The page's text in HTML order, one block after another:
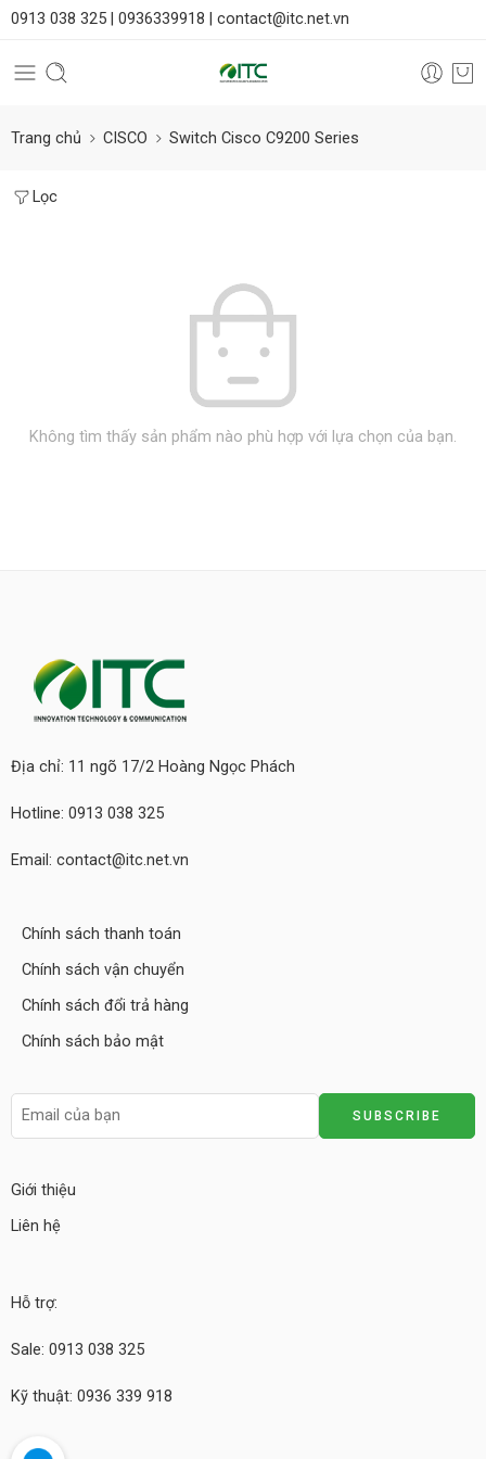
0913 038 325 | 0936339918 | contact@itc.net.vn
Trang chủ CISCO Switch Cisco C9200 Series
Lọc
Không tìm thấy sản phẩm nào phù hợp với lựa chọn của bạn.
Địa chỉ: 11 ngõ 17/2 Hoàng Ngọc Phách
Hotline: 0913 038 325
Email: contact@itc.net.vn
Chính sách thanh toán
Chính sách vận chuyển
Chính sách đổi trả hàng
Chính sách bảo mật
Giới thiệu
Liên hệ
Hỗ trợ:
Sale: 0913 038 325
Kỹ thuật: 0936 339 918